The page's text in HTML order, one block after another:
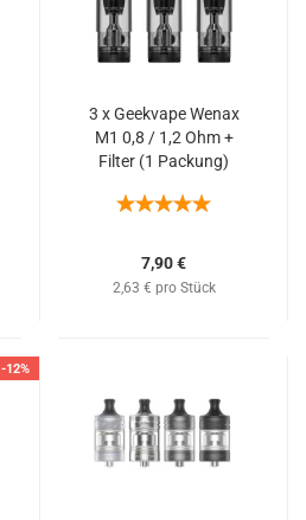
3 x Geekvape Wenax
M1 0,8 / 1,2 Ohm +
Filter (1 Packung)
7,90 €
2,63 € pro Stück
-12%